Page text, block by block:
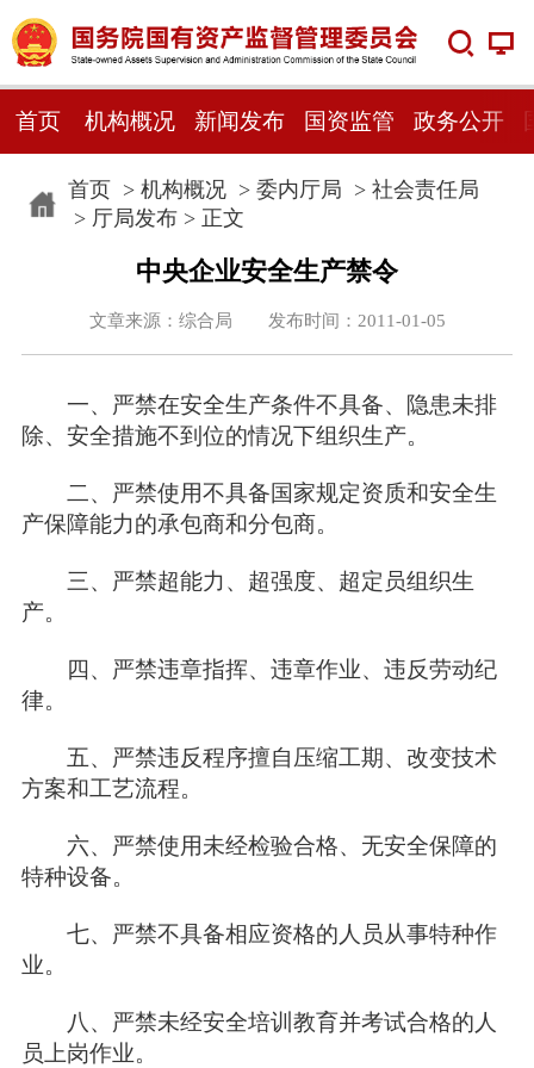
首页 机构概况 新闻发布 国资监管 政务公开
首页> 机构概况> 委内厅局 > 社会责任局
> 厅局发布> 正文
中央企业安全生产禁令
文章来源：综合局 发布时间：2011-01-05
一、严禁在安全生产条件不具备、隐患未排
除、安全措施不到位的情况下组织生产。
二、严禁使用不具备国家规定资质和安全生
产保障能力的承包商和分包商。
三、严禁超能力、超强度、超定员组织生
产。
四、严禁违章指挥、违章作业、违反劳动纪
律。
五、严禁违反程序擅自压缩工期、改变技术
方案和工艺流程。
六、严禁使用未经检验合格、无安全保障的
特种设备。
七、严禁不具备相应资格的人员从事特种作
业。
八、严禁未经安全培训教育并考试合格的人
员上岗作业。